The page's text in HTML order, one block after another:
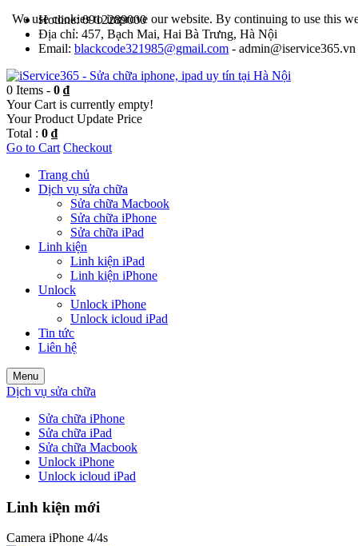
Hotline: 0912289000
Địa chỉ: 457, Bạch Mai, Hai Bà Trưng, Hà Nội
Email: blackcode321985@gmail.com - admin@iservice365.vn
0 Items - 0 ₫
Your Cart is currently empty!
Your Product Update Price
Total : 0 ₫
Go to Cart Checkout
Trang chủ
Dịch vụ sửa chữa
Sửa chữa Macbook
Sửa chữa iPhone
Sửa chữa iPad
Linh kiện
Linh kiện iPad
Linh kiện iPhone
Unlock
Unlock iPhone
Unlock icloud iPad
Tin tức
Liên hệ
Menu
Dịch vụ sửa chữa
Sửa chữa iPhone
Sửa chữa iPad
Sửa chữa Macbook
Unlock iPhone
Unlock icloud iPad
Linh kiện mới
Camera iPhone 4/4s
We use cookies to improve our website. By continuing to use this